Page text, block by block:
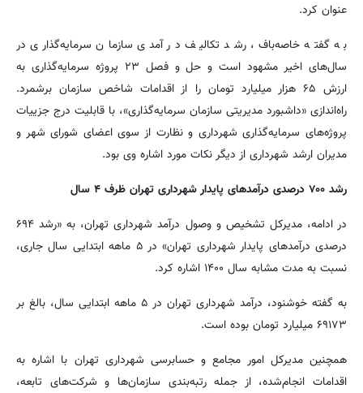
عنوان کرد.
به گفته خاصه‌باف، رشد تکالیف در آمدی سازمان سرمایه‌گذاری در
سال‌های اخیر مشهود است و حل و فصل ۲۳ پروژه سرمایه‌گذاری به
ارزش ۶۵ هزار میلیارد تومان را از اقدامات شاخص سازمان برشمرد.
راه‌اندازی «داشبورد مدیریتی سازمان سرمایه‌گذاری»، با قابلیت درج جزییات
پروژه‌های سرمایه‌گذاری شهرداری و نظارت از سوی اعضای شورای شهر و
مدیران ارشد شهرداری از دیگر نکات مورد اشاره وی بود.
رشد ۷۰۰ درصدی درآمدهای پایدار شهرداری تهران ظرف ۴ سال
در ادامه، مدیرکل تشخیص و وصول درآمد شهرداری تهران، به «رشد ۶۹۴
درصدی درآمدهای پایدار شهرداری تهران» در ۵ ماهه ابتدایی سال جاری،
نسبت به مدت مشابه سال ۱۴۰۰ اشاره کرد.
به گفته خوشنود، درآمد شهرداری تهران در ۵ ماهه ابتدایی سال، بالغ بر
۶۹۱۷۳ میلیارد تومان بوده است.
همچنین مدیرکل امور مجامع و حسابرسی شهرداری تهران با اشاره به
اقدامات انجام‌شده، از جمله رتبه‌بندی سازمان‌ها و شرکت‌های تابعه،